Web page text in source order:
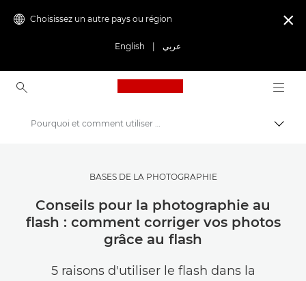
Choisissez un autre pays ou région
English عربي

Canon Logo, back to
Trouvez l'inspiration | Conseils de photographie et d'impression et guides de l'acheteur
Conseils et techniques de photographie et d'impression
Pourquoi et comment utiliser le flash : conseils essentiels pour les débutants
BASES DE LA PHOTOGRAPHIE
Conseils pour la photographie au
flash : comment corriger vos photos
grâce au flash
5 raisons d'utiliser le flash dans la